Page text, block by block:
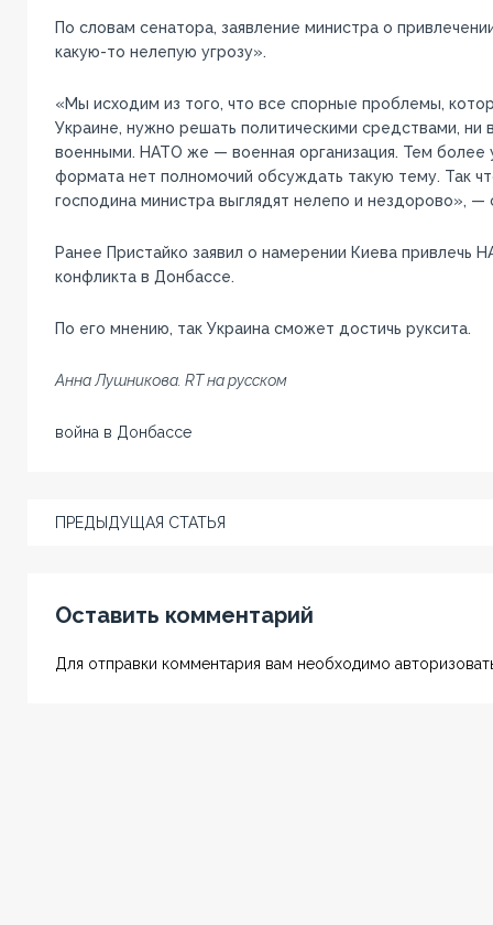
По словам сенатора, заявление министра о
какую-то нелепую угрозу».
«Мы исходим из того, что все спорные проблемы,
Украине, нужно решать политическими средствами, ни
военными. НАТО же — военная организация. Тем более
формата нет полномочий обсуждать такую тему. Так
господина министра выглядят нелепо и нездорово», —
Ранее Пристайко заявил о намерении Киева привлечь
конфликта в Донбассе.
По его мнению, так Украина сможет достичь руксита.
Анна Лушникова. RT на русском
война в Донбассе
ПРЕДЫДУЩАЯ СТАТЬЯ
Оставить комментарий
Для отправки комментария вам необходимо